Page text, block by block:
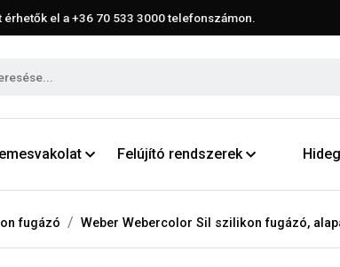
érhetők el a+36 70 533 3000telefonszámon.
Felújító rendszerek
fugázó Weber Webercolor Sil szilikon fugázó,